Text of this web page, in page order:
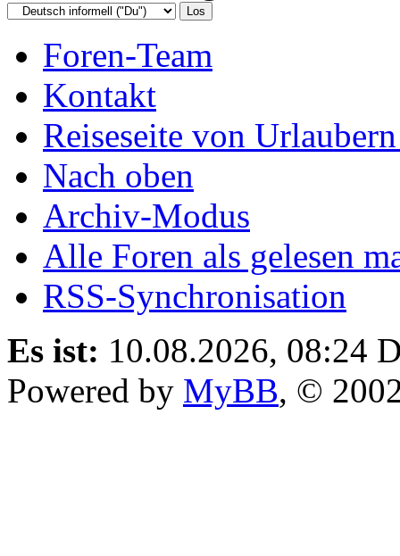
Foren-Team
Kontakt
Reiseseite von
Nach oben
Archiv-Modus
Alle Foren als gelesen
RSS-Synchronisation
Es ist: 10.08.2026, 08:24
Powered by MyBB, ©